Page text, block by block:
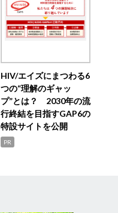
HIV/エイズにまつわる6
つの“理解のギャッ
プ”とは？ 2030年の流
行終結を目指すGAP6の
特設サイトを公開
PR